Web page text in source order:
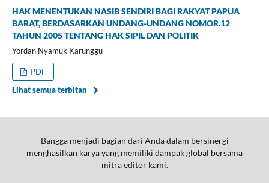
HAK MENENTUKAN NASIB SENDIRI BAGI RAKYAT PAPUA
BARAT, BERDASARKAN UNDANG-UNDANG NOMOR.12
TAHUN 2005 TENTANG HAK SIPIL DAN POLITIK
Yordan Nyamuk Karunggu
PDF
Lihat semua terbitan
Bangga menjadi bagian dari Anda dalam bersinergi
menghasilkan karya yang memiliki dampak global bersama
mitra editor kami.